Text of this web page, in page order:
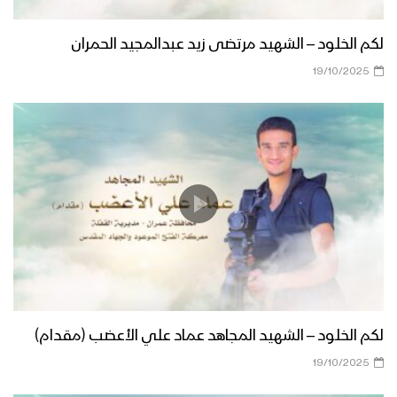
لكم الخلود – الشهيد مرتضى زيد عبدالمجيد الحمران
19/10/2025
لكم الخلود – الشهيد المجاهد عماد علي الأعضب (مقدام)
19/10/2025